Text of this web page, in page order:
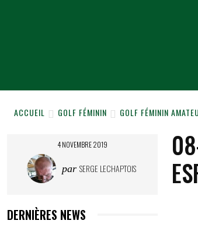
ACCUEIL GOLF FÉMININ GOLF FÉMININ
4 NOVEMBRE 2019
par SERGE LECHAPTOIS
DERNIÈRES NEWS